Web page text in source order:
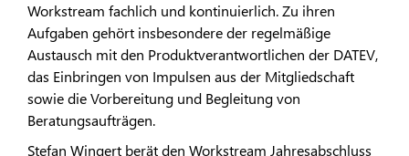
Workstream fachlich und kontinuierlich. Zu ihren
Aufgaben gehört insbesondere der regelmäßige
Austausch mit den Produktverantwortlichen der DATEV,
das Einbringen von Impulsen aus der Mitgliedschaft
sowie die Vorbereitung und Begleitung von
Beratungsaufträgen.
Stefan Wingert berät den Workstream Jahresabschluss